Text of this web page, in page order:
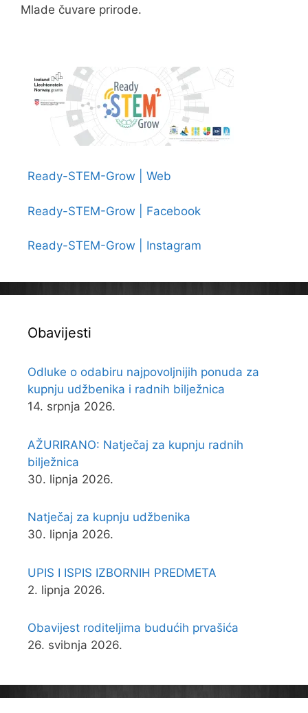
Mlade čuvare prirode.
Ready-STEM-Grow | Web
Ready-STEM-Grow | Facebook
Ready-STEM-Grow | Instagram
Obavijesti
Odluke o odabiru najpovoljnijih ponuda za
kupnju udžbenika i radnih bilježnica
14. srpnja 2026.
AŽURIRANO: Natječaj za kupnju radnih
bilježnica
30. lipnja 2026.
Natječaj za kupnju udžbenika
30. lipnja 2026.
UPIS I ISPIS IZBORNIH PREDMETA
2. lipnja 2026.
Obavijest roditeljima budućih prvašića
26. svibnja 2026.